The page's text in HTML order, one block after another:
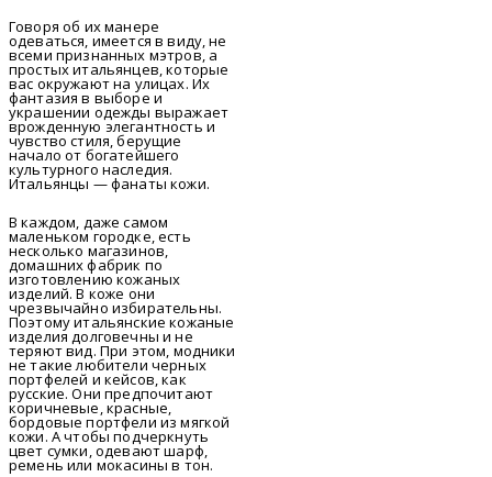
Говоря об их манере
одеваться, имеется в виду, не
всеми признанных мэтров, а
простых итальянцев, которые
вас окружают на улицах. Их
фантазия в выборе и
украшении одежды выражает
врожденную элегантность и
чувство стиля, берущие
начало от богатейшего
культурного наследия.
Итальянцы — фанаты кожи.
В каждом, даже самом
маленьком городке, есть
несколько магазинов,
домашних фабрик по
изготовлению кожаных
изделий. В коже они
чрезвычайно избирательны.
Поэтому итальянские кожаные
изделия долговечны и не
теряют вид. При этом, модники
не такие любители черных
портфелей и кейсов, как
русские. Они предпочитают
коричневые, красные,
бордовые портфели из мягкой
кожи. А чтобы подчеркнуть
цвет сумки, одевают шарф,
ремень или мокасины в тон.